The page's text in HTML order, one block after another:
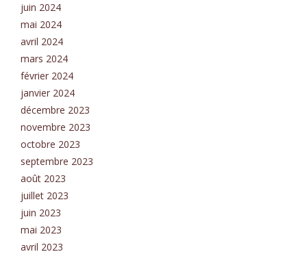
juin 2024
mai 2024
avril 2024
mars 2024
février 2024
janvier 2024
décembre 2023
novembre 2023
octobre 2023
septembre 2023
août 2023
juillet 2023
juin 2023
mai 2023
avril 2023